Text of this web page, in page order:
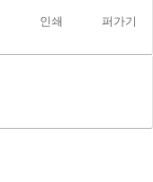
인쇄 퍼가기